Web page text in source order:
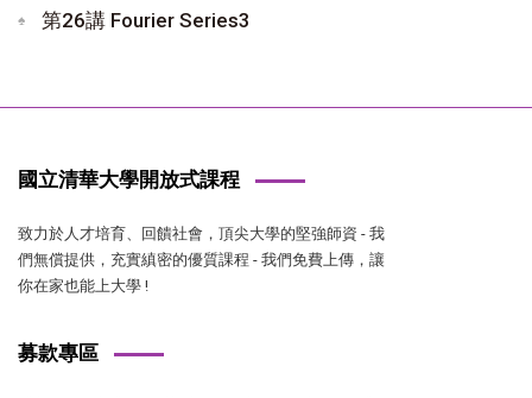
第26講 Fourier Series3
國立清華大學開放式課程
致力於人才培育、回饋社會，頂尖大學的堅強師資 - 我
們無償提供，充實縝密的優質課程 - 我們免費上傳，讓
你在家也能上大學 !
募款專區